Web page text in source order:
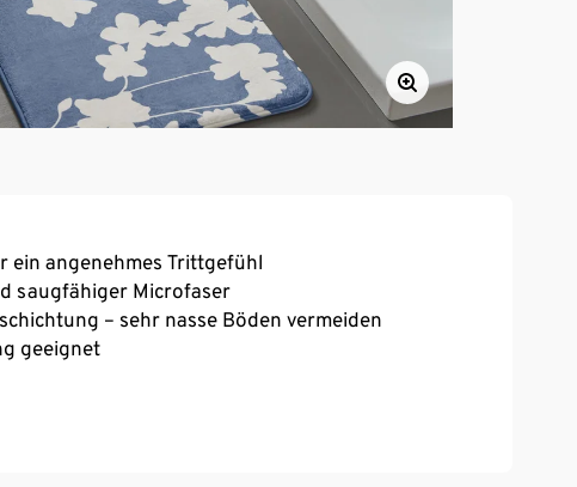
ein angenehmes Trittgefühl
saugfähiger Microfaser
– sehr nasse Böden vermeiden
geeignet